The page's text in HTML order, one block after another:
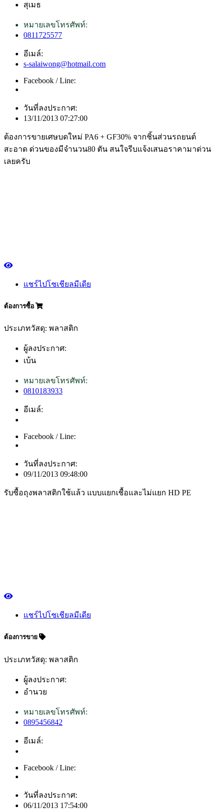
สุเมธ
หมายเลขโทรศัพท์:
0811725577
อีเมล์:
s-salaiwong@hotmail.com
Facebook / Line:
วันที่ลงประกาศ:
13/11/2013 07:27:00
ต้องการขายเศษบดใหม่ PA6 + GF30% จากชิ้นส่วนรถยนต์
สะอาด ด่วนของมีจำนวน80 ตัน สนใจรีบแจ้งเสนอราคามาด่วน
เลยครับ
แชร์ไปโซเชียลมีเดีย
ต้องการซื้อ
ประเภทวัสดุ: พลาสติก
ผู้ลงประกาศ:
เบ้น
หมายเลขโทรศัพท์:
0810183933
อีเมล์:
Facebook / Line:
วันที่ลงประกาศ:
09/11/2013 09:48:00
รับซื้อถุงพลาสติกใช้แล้ว แบบแยกเชื้อและไม่แยก HD PE
แชร์ไปโซเชียลมีเดีย
ต้องการขาย
ประเภทวัสดุ: พลาสติก
ผู้ลงประกาศ:
อำนวย
หมายเลขโทรศัพท์:
0895456842
อีเมล์:
Facebook / Line:
วันที่ลงประกาศ:
06/11/2013 17:54:00